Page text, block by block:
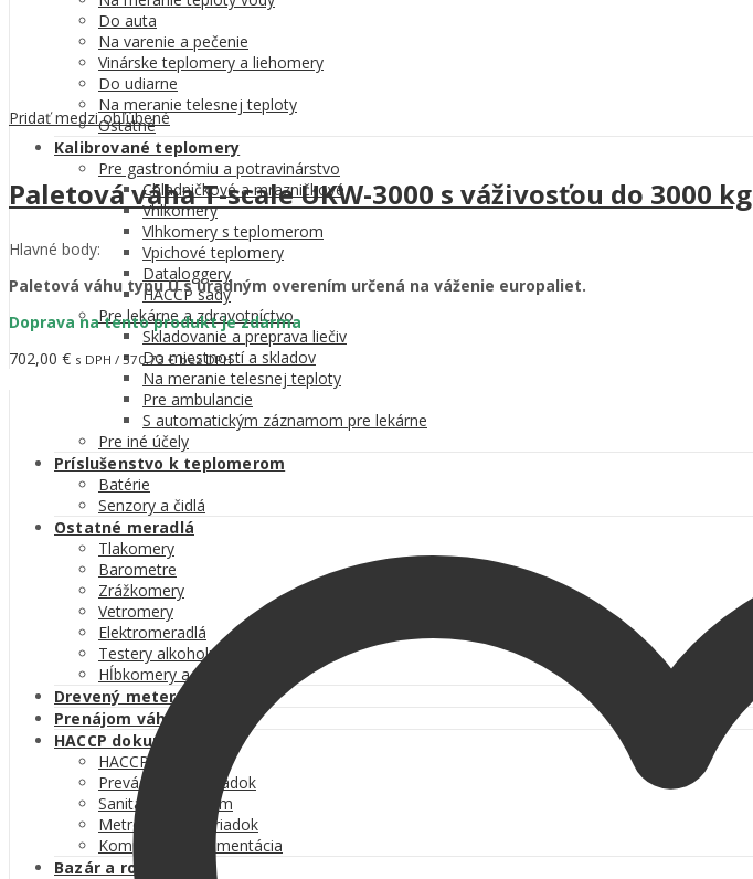
Do auta
Na varenie a pečenie
Vinárske teplomery a liehomery
Do udiarne
Na meranie telesnej teploty
Ostatné
Kalibrované teplomery
Pre gastronómiu a potravinárstvo
Chladničkové a mrazničkové
Vhlkomery
Vlhkomery s teplomerom
Vpichové teplomery
Dataloggery
HACCP sady
Pre lekárne a zdravotníctvo
Skladovanie a preprava liečiv
Do miestností a skladov
Na meranie telesnej teploty
Pre ambulancie
S automatickým záznamom pre lekárne
Pre iné účely
Príslušenstvo k teplomerom
Batérie
Senzory a čidlá
Ostatné meradlá
Tlakomery
Barometre
Zrážkomery
Vetromery
Elektromeradlá
Testery alkoholu
Hĺbkomery a špáromierky
Drevený meter
Prenájom váh
HACCP dokumentácia
HACCP plán
Prevádzkový poriadok
Sanitačný program
Metrologický poriadok
Kompletná dokumentácia
Bazár a rozbalené
Pridať medzi obľúbené
Paletová váha T-scale UKW-3000 s váživosťou do 3000 kg
Hlavné body:
Paletová váhu typu U s úradným overením určená na váženie europaliet.
Doprava na tento produkt je zdarma
702,00 € s DPH / 570,73 €bez DPH